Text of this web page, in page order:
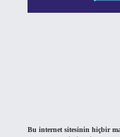
Bu internet sitesinin hiçbir